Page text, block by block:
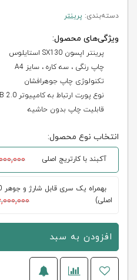
دسته‌بندی: پرینتر
ویژگی‌های محصول:
پرینتر اپسون SX130 استایلوس
چاپ رنگی ، سه کاره ، سایز A4
تکنولوژی چاپ جوهرافشان
نوع پورت ارتباط به کامپیوتر USB 2.0
قابلیت چاپ بدون حاشیه
انتخاب نوع محصول:
آکبند با کارتریج اصلی
اصلی)
26,000,000
افزودن به سبد